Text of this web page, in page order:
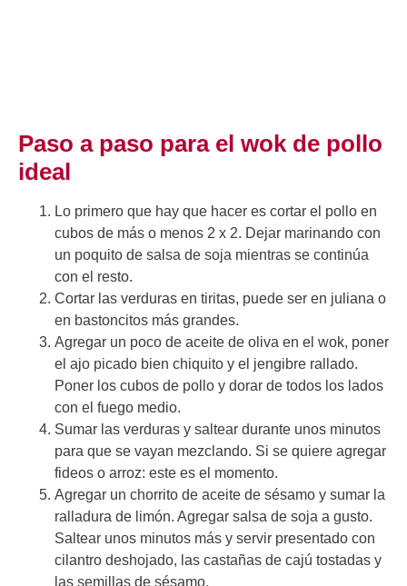
Paso a paso para el wok de pollo
ideal
Lo primero que hay que hacer es cortar el pollo en
cubos de más o menos 2 x 2. Dejar marinando con
un poquito de salsa de soja mientras se continúa
con el resto.
Cortar las verduras en tiritas, puede ser en juliana o
en bastoncitos más grandes.
Agregar un poco de aceite de oliva en el wok, poner
el ajo picado bien chiquito y el jengibre rallado.
Poner los cubos de pollo y dorar de todos los lados
con el fuego medio.
Sumar las verduras y saltear durante unos minutos
para que se vayan mezclando. Si se quiere agregar
fideos o arroz: este es el momento.
Agregar un chorrito de aceite de sésamo y sumar la
ralladura de limón. Agregar salsa de soja a gusto.
Saltear unos minutos más y servir presentado con
cilantro deshojado, las castañas de cajú tostadas y
las semillas de sésamo.